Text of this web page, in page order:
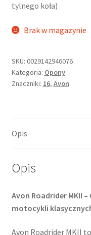
tylnego koła)
Brak w magazynie
SKU: 0029142946076
Kategoria: Opony
Znaczniki: 16, Avon
Opis
Opis
Avon Roadrider MKII
motocykli
Avon Roadrider MKII